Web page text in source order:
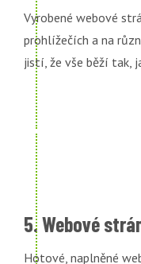
Vyrobené webové
prohlížečích a na
jistí, že vše běží tak,
5. Webové
Hotové, naplněné